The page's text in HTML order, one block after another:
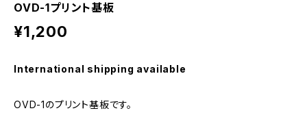
OVD-1プリント基板
¥1,200
International shipping available
OVD-1のプリント基板です。